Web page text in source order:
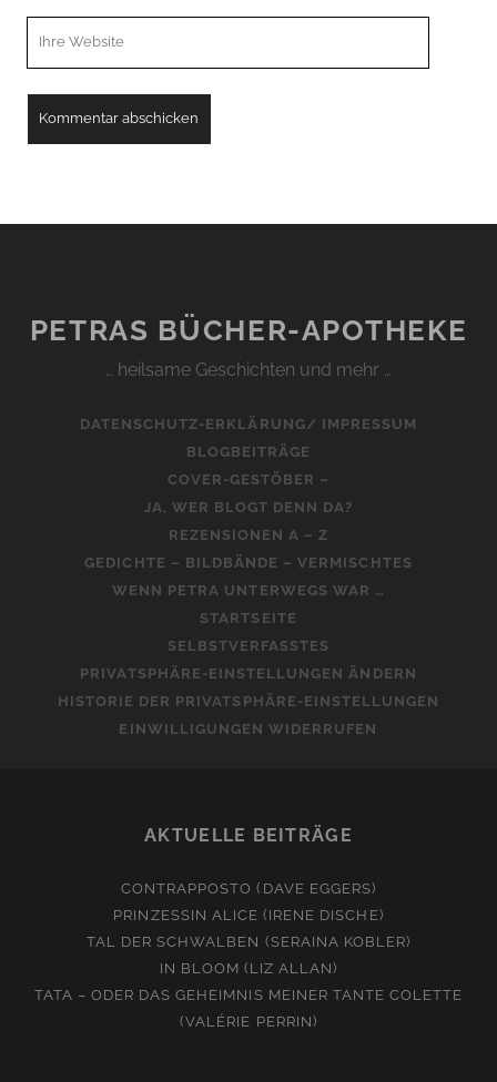
PETRAS BÜCHER-APOTHEKE
… heilsame Geschichten und mehr …
DATENSCHUTZ-ERKLÄRUNG/ IMPRESSUM
BLOGBEITRÄGE
COVER-GESTÖBER –
JA, WER BLOGT DENN DA?
REZENSIONEN A – Z
GEDICHTE – BILDBÄNDE – VERMISCHTES
WENN PETRA UNTERWEGS WAR …
STARTSEITE
SELBSTVERFASSTES
PRIVATSPHÄRE-EINSTELLUNGEN ÄNDERN
HISTORIE DER PRIVATSPHÄRE-EINSTELLUNGEN
EINWILLIGUNGEN WIDERRUFEN
AKTUELLE BEITRÄGE
CONTRAPPOSTO (DAVE EGGERS)
PRINZESSIN ALICE (IRENE DISCHE)
TAL DER SCHWALBEN (SERAINA KOBLER)
IN BLOOM (LIZ ALLAN)
TATA – ODER DAS GEHEIMNIS MEINER TANTE COLETTE
(VALÉRIE PERRIN)